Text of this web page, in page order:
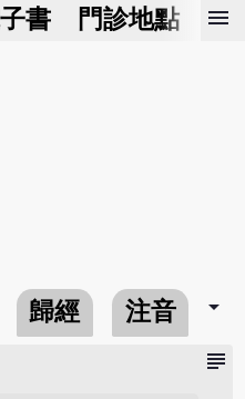
書 門診地點 預
menu
歸經 注音 arrow_drop_down
subject